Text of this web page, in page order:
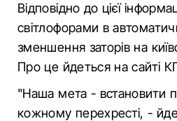
Відповідно до цієї
світлофорами в
зменшення заторів на
Про це йдеться на сайті
"Наша мета - встановити
кожному перехресті, -